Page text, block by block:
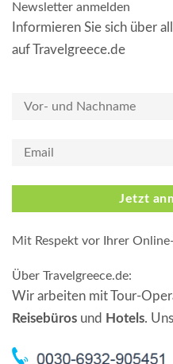
Newsletter anmelden
Informieren Sie sich über
auf Travelgreece.de
Jetzt
Mit Respekt vor Ihrer
Über Travelgreece.de:
Wir arbeiten mit Tour-
Reisebüros und Hotels.